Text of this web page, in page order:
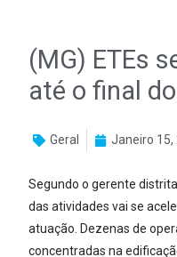
(MG) ETEs
até o final
Geral Janeiro 15,
Segundo o gerente
das atividades vai se
atuação. Dezenas de
concentradas na